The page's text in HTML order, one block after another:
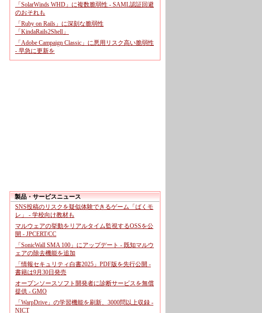
「SolarWinds WHD」に複数脆弱性 - SAML認証回避
のおそれも
「Ruby on Rails」に深刻な脆弱性
「KindaRails2Shell」
「Adobe Campaign Classic」に悪用リスク高い脆弱性
- 早急に更新を
製品・サービスニュース
SNS投稿のリスクを疑似体験できるゲーム「ばくモ
レ」 - 学校向け教材も
マルウェアの挙動をリアルタイム監視するOSSを公
開 - JPCERT/CC
「SonicWall SMA 100」にアップデート - 既知マルウ
ェアの除去機能を追加
「情報セキュリティ白書2025」PDF版を先行公開 -
書籍は9月30日発売
オープンソースソフト開発者に診断サービスを無償
提供 - GMO
「WarpDrive」の学習機能を刷新、3000問以上収録 -
NICT